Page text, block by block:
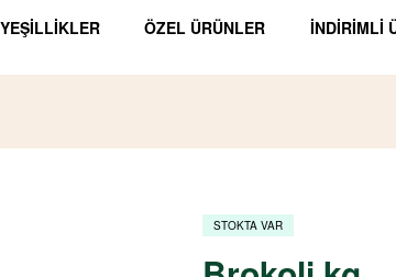
YEŞİLLİKLER ÖZEL ÜRÜNLER İNDİRİMLİ
STOKTA VAR